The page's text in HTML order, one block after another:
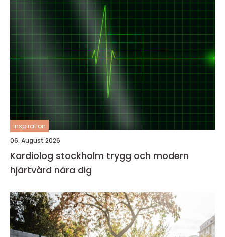
inspiration
06. August 2026
Kardiolog stockholm trygg och modern
hjärtvård nära dig